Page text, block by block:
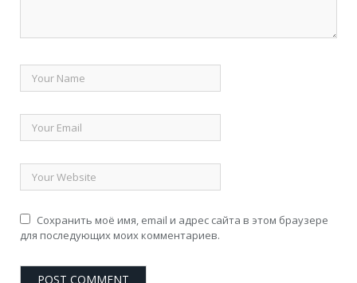
Сохранить моё имя, email и адрес сайта в этом браузере
для последующих моих комментариев.